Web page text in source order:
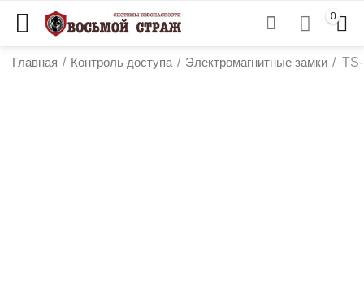
0
Главная / Контроль доступа / Электромагнитные замки /